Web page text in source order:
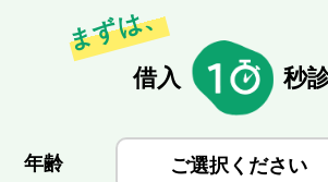
まずは、
借入 秒
年齢 ご選択ください